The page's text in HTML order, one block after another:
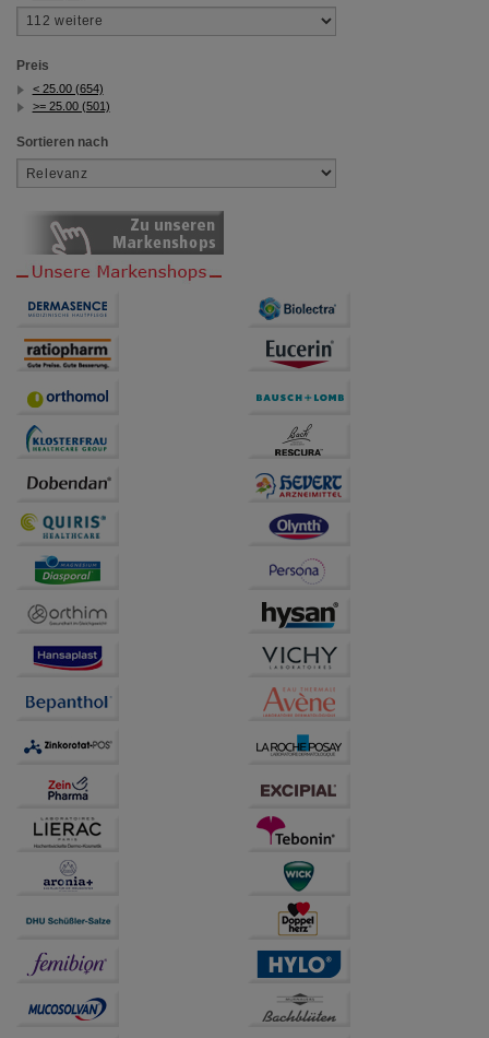
Preis
< 25.00 (654)
>= 25.00 (501)
Sortieren nach